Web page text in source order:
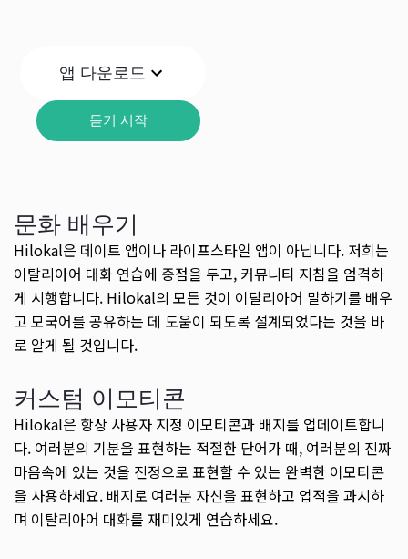
앱 다운로드
듣기 시작
문화 배우기
Hilokal은 데이트 앱이나 라이프스타일 앱이 아닙니다. 저희는
이탈리아어 대화 연습에 중점을 두고, 커뮤니티 지침을 엄격하
게 시행합니다. Hilokal의 모든 것이 이탈리아어 말하기를 배우
고 모국어를 공유하는 데 도움이 되도록 설계되었다는 것을 바
로 알게 될 것입니다.
커스텀 이모티콘
Hilokal은 항상 사용자 지정 이모티콘과 배지를 업데이트합니
다. 여러분의 기분을 표현하는 적절한 단어가 때, 여러분의 진짜
마음속에 있는 것을 진정으로 표현할 수 있는 완벽한 이모티콘
을 사용하세요. 배지로 여러분 자신을 표현하고 업적을 과시하
며 이탈리아어 대화를 재미있게 연습하세요.